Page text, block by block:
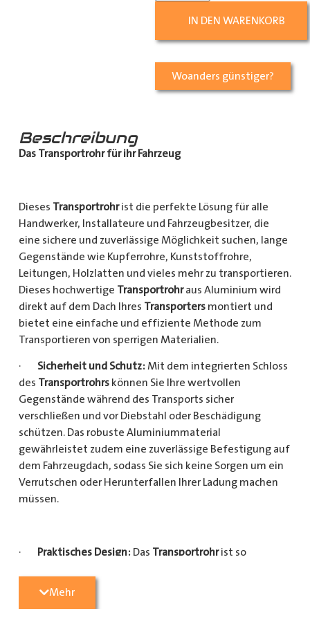
IN DEN WARENKORB
Woanders günstiger?
Beschreibung
Das Transportrohr für ihr Fahrzeug
Dieses Transportrohrist die perfekte Lösung für alle
Handwerker, Installateure und Fahrzeugbesitzer, die
eine sichere und zuverlässige Möglichkeit suchen, lange
Gegenstände wie Kupferrohre, Kunststoffrohre,
Leitungen, Holzlatten und vieles mehr zu transportieren.
Dieses hochwertige Transportrohraus Aluminium wird
direkt auf dem Dach Ihres Transportersmontiert und
bietet eine einfache und effiziente Methode zum
Transportieren von sperrigen Materialien.
· Sicherheit und Schutz: Mit dem integrierten Schloss
des Transportrohrskönnen Sie Ihre wertvollen
Gegenstände während des Transports sicher
verschließen und vor Diebstahl oder Beschädigung
schützen. Das robuste Aluminiummaterial
gewährleistet zudem eine zuverlässige Befestigung auf
dem Fahrzeugdach, sodass Sie sich keine Sorgen um ein
Verrutschen oder Herunterfallen Ihrer Ladung machen
müssen.
· Praktisches Design: Das Transportrohrist so
Gegenständen sicher und einfach transportieren kann
Mehr